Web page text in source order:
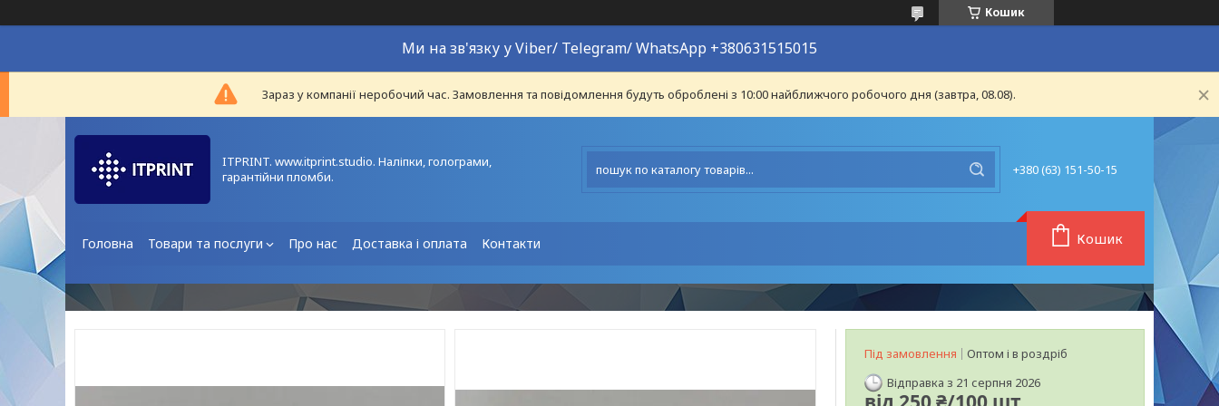
Кошик
Ми на зв'язку у Viber/ Telegram/ WhatsApp +380631515015
Зараз у компанії неробочий час. Замовлення та повідомлення будуть оброблені з 10:00 найближчого робочого дня (завтра, 08.08).
ITPRINT. www.itprint.studio. Наліпки, голограми,
гарантійни пломби.
+380 (63) 151-50-15
Головна Товари та послуги Про нас Доставка і оплата Контакти Кошик
Під замовлення
Оптом і в роздріб
Відправка з 21 серпня 2026